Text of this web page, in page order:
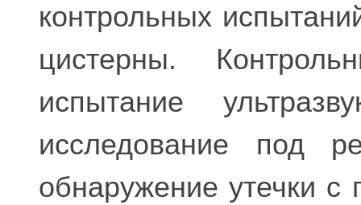
контрольных
цистерны.
испытание
исследование под
обнаружение утечки